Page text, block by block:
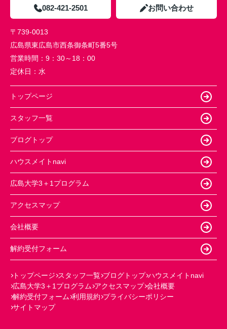
082-421-2501 お問い合わせ
〒739-0013
広島県東広島市西条御条町5番5号
営業時間： 9：30～18：00
定休日： 水
トップページ
スタッフ一覧
ブログトップ
ハウスメイトnavi
広島大学3＋1プログラム
アクセスマップ
会社概要
解約受付フォーム
トップページ スタッフ一覧 ブログトップ ハウスメイトnavi
広島大学3＋1プログラム アクセスマップ 会社概要
解約受付フォーム 利用規約 プライバシーポリシー
サイトマップ